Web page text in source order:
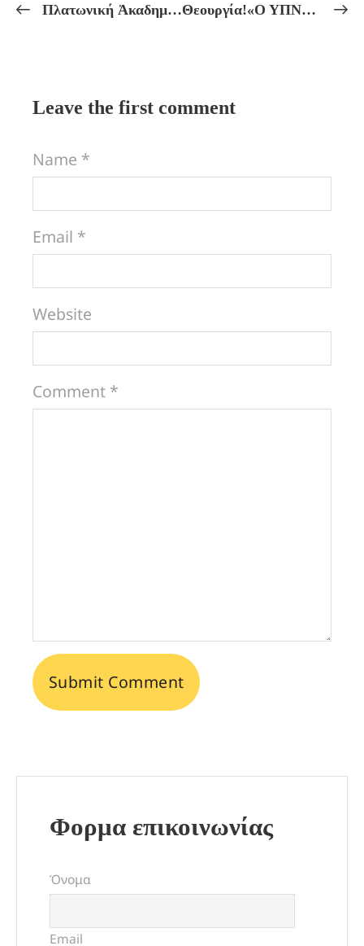
Πλατωνική Ἀκαδημία!Πανσέληνος τοῦ Θεοῦ Ἄρεως καί Ἐκλειψη Σελήνης! Θεουργία!«Ο ΥΠΝΟΣ, ΤΟ ΤΥΠΙΚΟ ΤΟΥ ΘΑΝΑΤΟΥ ΚΑΙ ΤΑ ΜΕΤΑΘΑΝΑΤΙΑ ΣΤΑΔΙΑ ΤΗΣ ΨΥΧΗΣ!»
Leave the first comment
Name *
Email *
Website
Comment *
Φορμα επικοινωνίας
Όνομα
Email